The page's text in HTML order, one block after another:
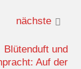
nächste
Blütenduft und
Auf der